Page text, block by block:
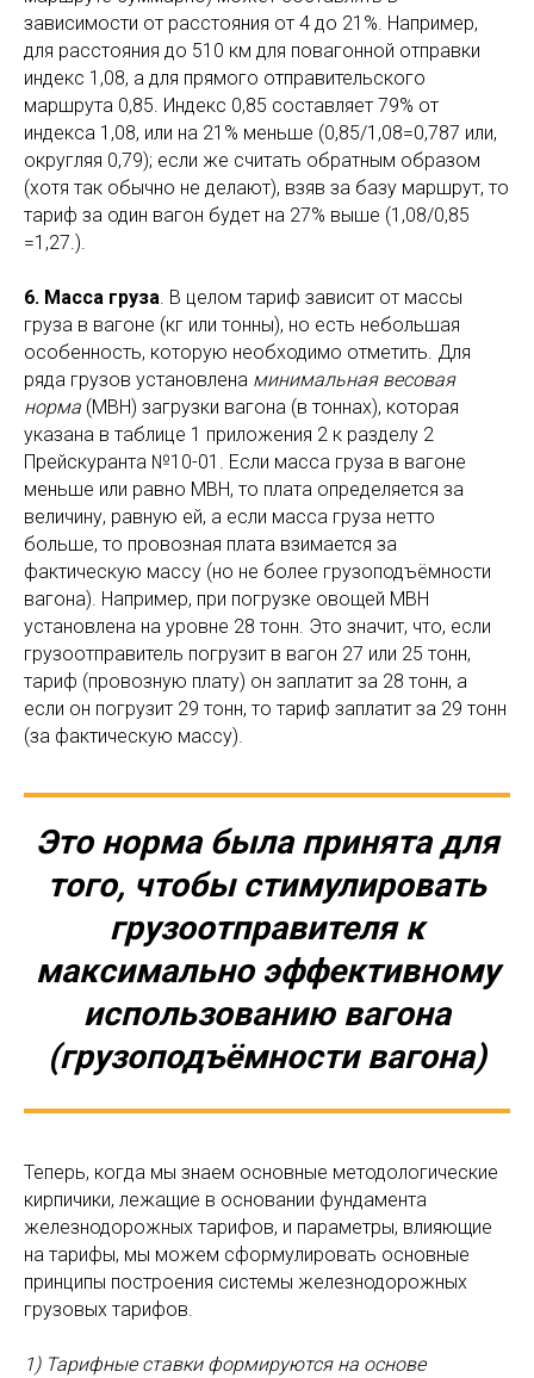
зависимости от расстояния от 4 до 21%. Например,
для расстояния до 510 км для повагонной отправки
индекс 1,08, а для прямого отправительского
маршрута 0,85. Индекс 0,85 составляет 79% от
индекса 1,08, или на 21% меньше (0,85/1,08=0,787 или,
округляя 0,79); если же считать обратным образом
(хотя так обычно не делают), взяв за базу маршрут, то
тариф за один вагон будет на 27% выше (1,08/0,85
=1,27.).
6. Масса груза. В целом тариф зависит от массы
груза в вагоне (кг или тонны), но есть небольшая
особенность, которую необходимо отметить. Для
ряда грузов установлена минимальная весовая
норма (МВН) загрузки вагона (в тоннах), которая
указана в таблице 1 приложения 2 к разделу 2
Прейскуранта №10-01. Если масса груза в вагоне
меньше или равно МВН, то плата определяется за
величину, равную ей, а если масса груза нетто
больше, то провозная плата взимается за
фактическую массу (но не более грузоподъёмности
вагона). Например, при погрузке овощей МВН
установлена на уровне 28 тонн. Это значит, что, если
грузоотправитель погрузит в вагон 27 или 25 тонн,
тариф (провозную плату) он заплатит за 28 тонн, а
если он погрузит 29 тонн, то тариф заплатит за 29 тонн
(за фактическую массу).
Это норма была принята для
того, чтобы стимулировать
грузоотправителя к
максимально эффективному
использованию вагона
(грузоподъёмности вагона)
Теперь, когда мы знаем основные методологические
кирпичики, лежащие в основании фундамента
железнодорожных тарифов, и параметры, влияющие
на тарифы, мы можем сформулировать основные
принципы построения системы железнодорожных
грузовых тарифов.
1) Тарифные ставки формируются на основе